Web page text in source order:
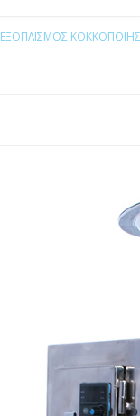
ΕΞΟΠΛΙΣΜΌΣ